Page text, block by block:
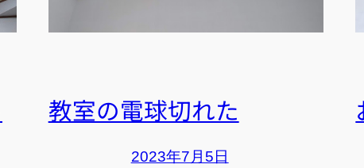
教室の電球切れた
2023年7月5日